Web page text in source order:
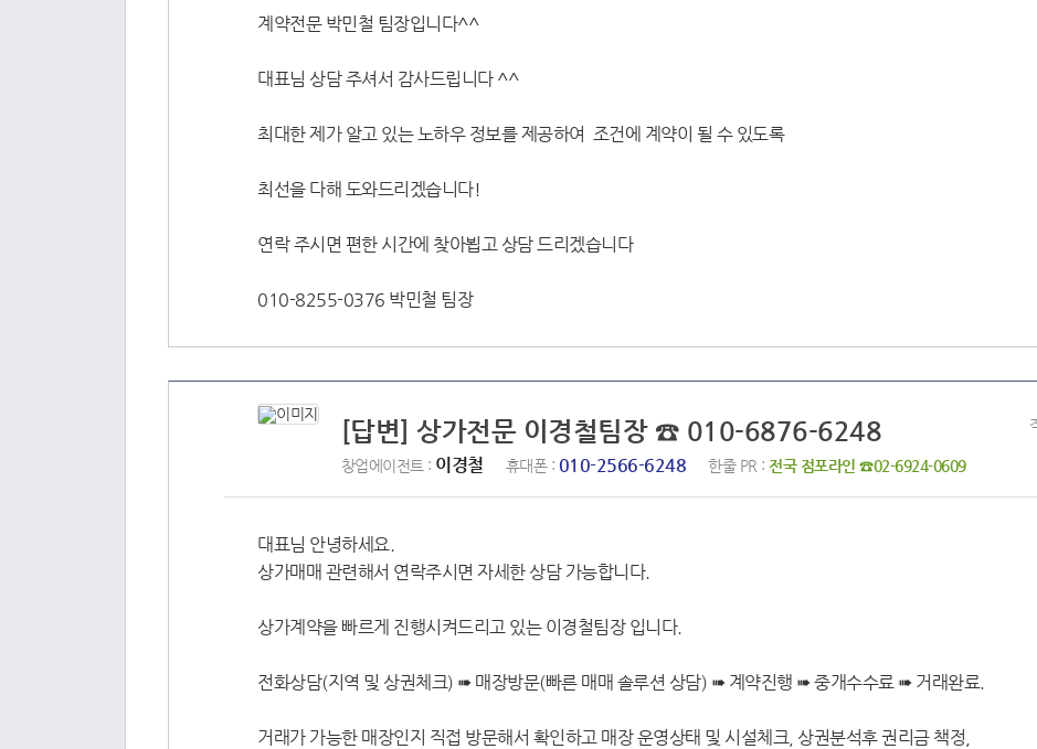
계약전문 박민철 팀장입니다^^
대표님 상담 주셔서 감사드립니다 ^^
최대한 제가 알고 있는 노하우 정보를 제공하여 조건에 계약이 될 수 있도록
최선을 다해 도와드리겠습니다!
연락 주시면 편한 시간에 찾아뵙고 상담 드리겠습니다
010-8255-0376 박민철 팀장
[답변] 상가전문 이경철팀장 ☎ 010-6876-6248
창업에이전트 : 이경철 휴대폰 : 010-2566-6248 한줄 PR : 전국 점포라인 ☎02-6924-0609
대표님 안녕하세요.
상가매매 관련해서 연락주시면 자세한 상담 가능합니다.
상가계약을 빠르게 진행시켜드리고 있는 이경철팀장 입니다.
전화상담(지역 및 상권체크) ➠ 매장방문(빠른 매매 솔루션 상담) ➠ 계약진행 ➠ 중개수수료 ➠ 거래완료.
거래가 가능한 매장인지 직접 방문해서 확인하고 매장 운영상태 및 시설체크, 상권분석후 권리금 책정,